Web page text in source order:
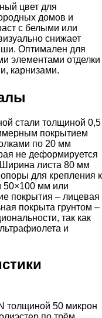
цвет для
домов и
с белыми или
снижает
Оптимален для
элементами отделки
карнизами.
стали толщиной 0,5
покрытием
по 20 мм
не деформируется
Ширина листа 80 мм
для крепления к
50×100 мм или
покрытия – лицевая
покрыта грунтом –
так как
и
толщиной 50 микрон